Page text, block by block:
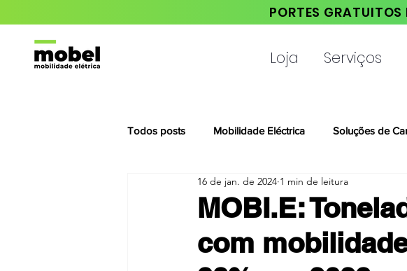
PORTES
Loja Serviços
Todos posts Mobilidade Eléctrica Soluções de
Notícias da Habita Mais
MOBI.E:
com
16 de jan. de 2024 1 min de leitura